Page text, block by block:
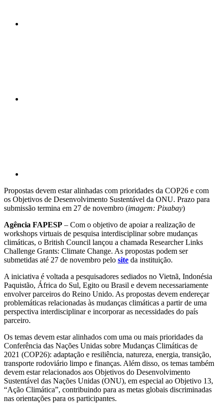
Propostas devem estar alinhadas com prioridades da COP26 e com
os Objetivos de Desenvolvimento Sustentável da ONU. Prazo para
submissão termina em 27 de novembro (imagem: Pixabay)
Agência FAPESP – Com o objetivo de apoiar a realização de
workshops virtuais de pesquisa interdisciplinar sobre mudanças
climáticas, o British Council lançou a chamada Researcher Links
Challenge Grants: Climate Change. As propostas podem ser
submetidas até 27 de novembro pelo site da instituição.
A iniciativa é voltada a pesquisadores sediados no Vietnã, Indonésia
Paquistão, África do Sul, Egito ou Brasil e devem necessariamente
envolver parceiros do Reino Unido. As propostas devem endereçar
problemáticas relacionadas às mudanças climáticas a partir de uma
perspectiva interdisciplinar e incorporar as necessidades do país
parceiro.
Os temas devem estar alinhados com uma ou mais prioridades da
Conferência das Nações Unidas sobre Mudanças Climáticas de
2021 (COP26): adaptação e resiliência, natureza, energia, transição,
transporte rodoviário limpo e finanças. Além disso, os temas também
devem estar relacionados aos Objetivos do Desenvolvimento
Sustentável das Nações Unidas (ONU), em especial ao Objetivo 13,
“Ação Climática”, contribuindo para as metas globais discriminadas
nas orientações para os participantes.